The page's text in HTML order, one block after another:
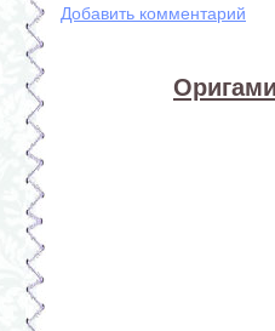
Добавить комментарий